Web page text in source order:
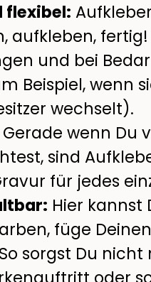
flexibel:
aufkleben,
und bei
Beispiel, wenn
wechselt).
Gerade wenn Du
sind
für jedes
Hier kannst
füge
sorgst Du